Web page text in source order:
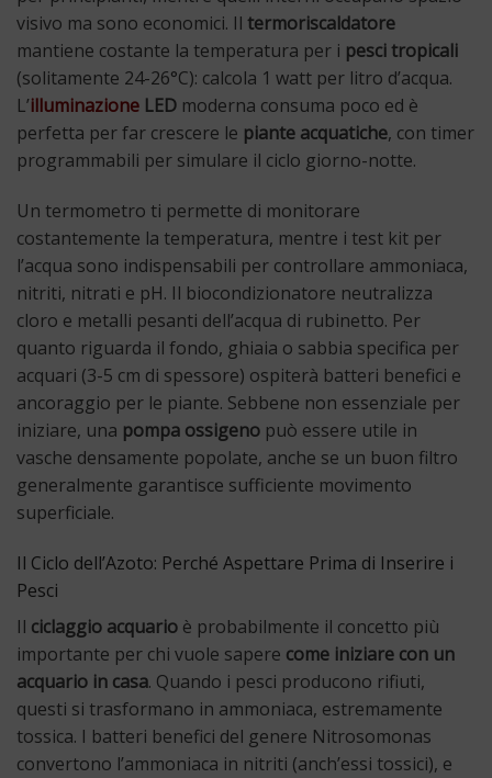
visivo ma sono economici. Il termoriscaldatore
mantiene costante la temperatura per i pesci tropicali
(solitamente 24-26°C): calcola 1 watt per litro d’acqua.
L’illuminazione LED moderna consuma poco ed è
perfetta per far crescere le piante acquatiche, con timer
programmabili per simulare il ciclo giorno-notte.
Un termometro ti permette di monitorare
costantemente la temperatura, mentre i test kit per
l’acqua sono indispensabili per controllare ammoniaca,
nitriti, nitrati e pH. Il biocondizionatore neutralizza
cloro e metalli pesanti dell’acqua di rubinetto. Per
quanto riguarda il fondo, ghiaia o sabbia specifica per
acquari (3-5 cm di spessore) ospiterà batteri benefici e
ancoraggio per le piante. Sebbene non essenziale per
iniziare, una pompa ossigeno può essere utile in
vasche densamente popolate, anche se un buon filtro
generalmente garantisce sufficiente movimento
superficiale.
Il Ciclo dell’Azoto: Perché Aspettare Prima di Inserire i
Pesci
Il ciclaggio acquario è probabilmente il concetto più
importante per chi vuole sapere come iniziare con un
acquario in casa. Quando i pesci producono rifiuti,
questi si trasformano in ammoniaca, estremamente
tossica. I batteri benefici del genere Nitrosomonas
convertono l’ammoniaca in nitriti (anch’essi tossici), e